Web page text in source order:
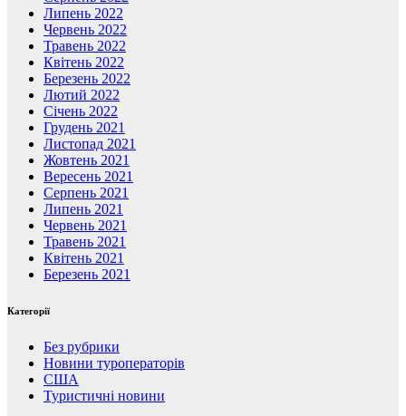
Липень 2022
Червень 2022
Травень 2022
Квітень 2022
Березень 2022
Лютий 2022
Січень 2022
Грудень 2021
Листопад 2021
Жовтень 2021
Вересень 2021
Серпень 2021
Липень 2021
Червень 2021
Травень 2021
Квітень 2021
Березень 2021
Категорії
Без рубрики
Новини туроператорів
США
Туристичні новини